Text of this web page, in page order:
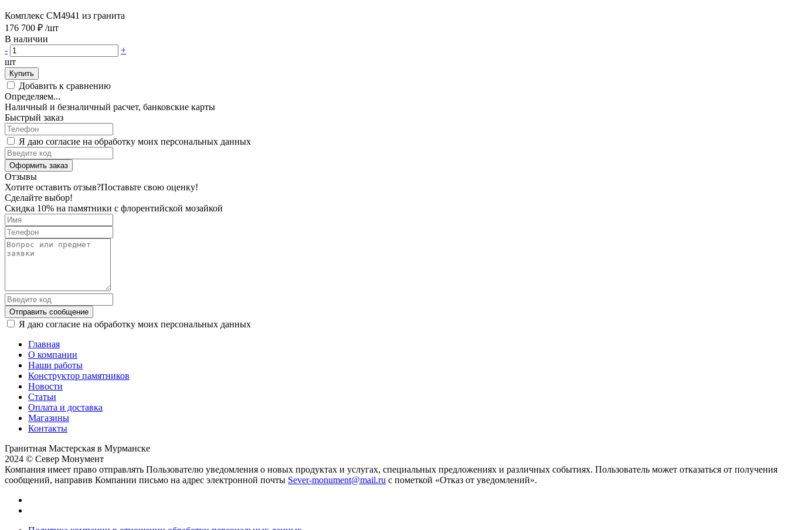
Комплекс CM4941 из гранита
176 700 ₽ /шт
В наличии
-
+
шт
Купить
Добавить к сравнению
Определяем...
Наличный и безналичный расчет, банковские карты
Быстрый заказ
Я даю согласие на обработку моих персональных данных
Оформить заказ
Отзывы
Хотите оставить отзыв?Поставьте свою оценку!
Сделайте выбор!
Скидка 10% на памятники с флорентийской мозайкой
Отправить сообщение
Я даю согласие на обработку моих персональных данных
Главная
О компании
Наши работы
Конструктор памятников
Новости
Статьи
Оплата и доставка
Магазины
Контакты
Гранитная Мастерская в Мурманске
2024 © Север Монумент
Компания имеет право отправлять Пользователю уведомления о новых продуктах и услугах, специальных предложениях и различных событиях. Пользователь может отказаться от получения
сообщений, направив Компании письмо на адрес электронной почты Sever-monument@mail.ru с пометкой «Отказ от уведомлений».